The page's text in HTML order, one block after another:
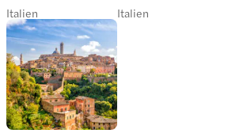
Italien Italien